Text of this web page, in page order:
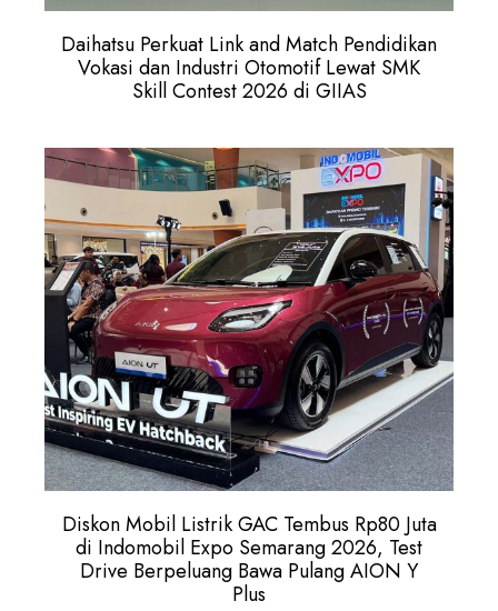
Daihatsu Perkuat Link and Match Pendidikan
Vokasi dan Industri Otomotif Lewat SMK
Skill Contest 2026 di GIIAS
Diskon Mobil Listrik GAC Tembus Rp80 Juta
di Indomobil Expo Semarang 2026, Test
Drive Berpeluang Bawa Pulang AION Y
Plus